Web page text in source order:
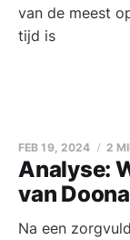
van de meest
tijd is
Analyse:
van
FEB 19, 2024 2
Na een